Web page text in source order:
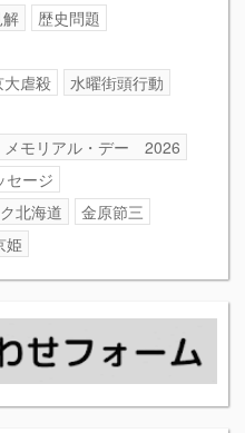
歴史問題
虐殺
水曜街頭行動
メモリアル・デー 2026
セージ
北海道
金原節三
姫